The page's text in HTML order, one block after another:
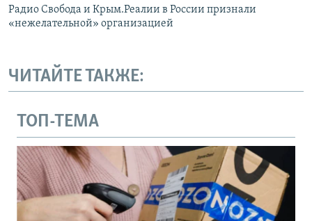
Радио Свобода и Крым.Реалии в России признали
«нежелательной» организацией
ЧИТАЙТЕ ТАКЖЕ:
ТОП-ТЕМА